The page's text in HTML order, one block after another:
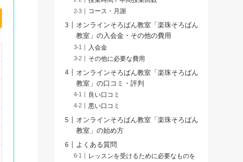
コース・月謝
オンラインそろばん教室「楽珠そろばん
教室」の入会金・その他の費用
入会金
その他に必要な費用
オンラインそろばん教室「楽珠そろばん
教室」の口コミ・評判
良い口コミ
悪い口コミ
オンラインそろばん教室「楽珠そろばん
教室」の始め方
よくある質問
レッスンを受けるために必要なものを